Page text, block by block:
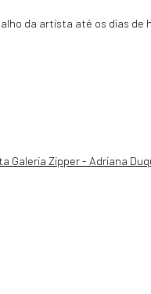
da artista até os dias de